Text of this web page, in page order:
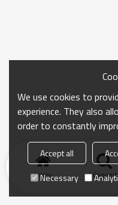
Inicio
We use cookies to
experience. They also
order to constantly
Accept all
Necessary